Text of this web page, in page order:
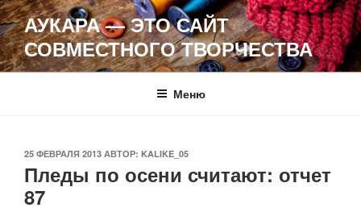
Перейти
к
содержимому
АУКАРА — ЭТО САЙТ
СОВМЕСТНОГО ТВОРЧЕСТВА
Меню
ОПУБЛИКОВАНО
25 ФЕВРАЛЯ 2013 АВТОР: KALIKE_05
Пледы по осени считают: отчет
87